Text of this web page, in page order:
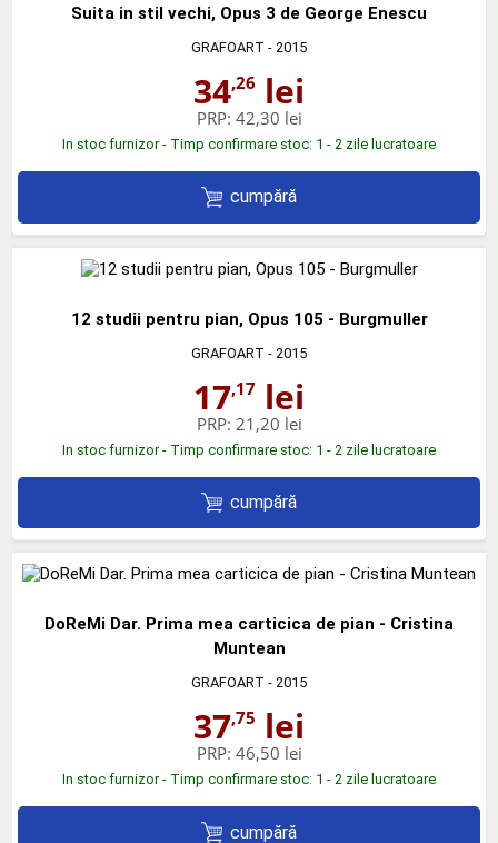
Suita in stil vechi, Opus 3 de George Enescu
GRAFOART - 2015
34,26 lei
PRP: 42,30 lei
In stoc furnizor - Timp confirmare stoc: 1 - 2 zile lucratoare
cumpără
12 studii pentru pian, Opus 105 - Burgmuller
GRAFOART - 2015
17,17 lei
PRP: 21,20 lei
In stoc furnizor - Timp confirmare stoc: 1 - 2 zile lucratoare
cumpără
DoReMi Dar. Prima mea carticica de pian - Cristina
Muntean
GRAFOART - 2015
37,75 lei
PRP: 46,50 lei
In stoc furnizor - Timp confirmare stoc: 1 - 2 zile lucratoare
cumpără